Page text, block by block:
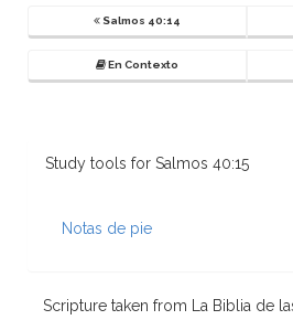
Salmos 40:14
En Contexto
Study tools for Salmos 40:15
Notas de pie
Scripture taken from La Biblia de